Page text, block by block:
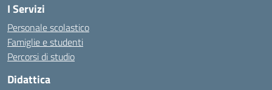
I Servizi
Personale scolastico
Famiglie e studenti
Percorsi di studio
Didattica